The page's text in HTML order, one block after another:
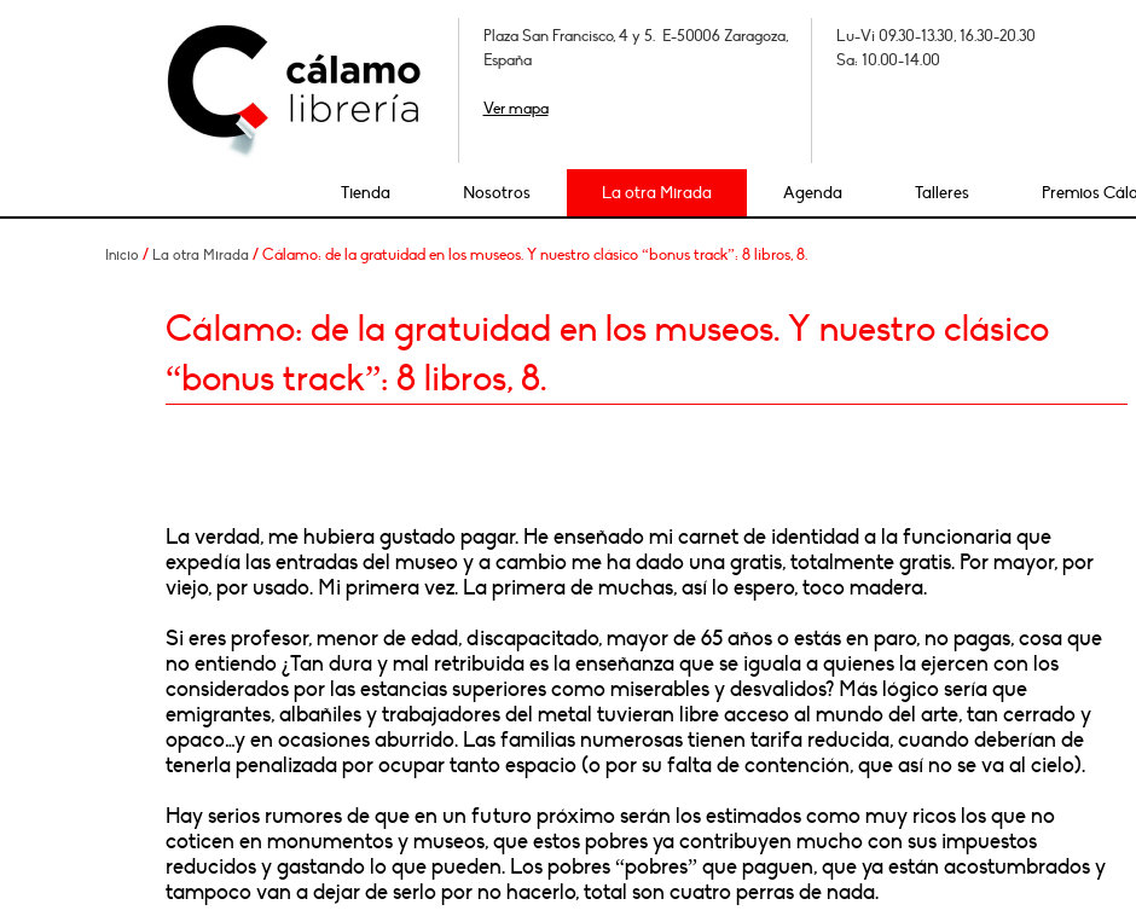
Plaza San Francisco, 4 y 5. E-50006 Zaragoza,
España
Ver mapa
Lu-Vi 09.30-13.30, 16.30-20.30
Sa: 10.00-14.00
Tienda Nosotros La otra Mirada Agenda Talleres Premios
Inicio / La otra Mirada / Cálamo: de la gratuidad en los museos. Y nuestro clásico “bonus track”: 8 libros, 8.
Cálamo: de la gratuidad en los museos. Y nuestro clásico
“bonus track”: 8 libros, 8.
La verdad, me hubiera gustado pagar. He enseñado mi carnet de identidad a la funcionaria que
expedía las entradas del museo y a cambio me ha dado una gratis, totalmente gratis. Por mayor, por
viejo, por usado. Mi primera vez. La primera de muchas, así lo espero, toco madera.
Si eres profesor, menor de edad, discapacitado, mayor de 65 años o estás en paro, no pagas, cosa que
no entiendo ¿Tan dura y mal retribuida es la enseñanza que se iguala a quienes la ejercen con los
considerados por las estancias superiores como miserables y desvalidos? Más lógico sería que
emigrantes, albañiles y trabajadores del metal tuvieran libre acceso al mundo del arte, tan cerrado y
opaco…y en ocasiones aburrido. Las familias numerosas tienen tarifa reducida, cuando deberían de
tenerla penalizada por ocupar tanto espacio (o por su falta de contención, que así no se va al cielo).
Hay serios rumores de que en un futuro próximo serán los estimados como muy ricos los que no
coticen en monumentos y museos, que estos pobres ya contribuyen mucho con sus impuestos
reducidos y gastando lo que pueden. Los pobres “pobres” que paguen, que ya están acostumbrados y
tampoco van a dejar de serlo por no hacerlo, total son cuatro perras de nada.